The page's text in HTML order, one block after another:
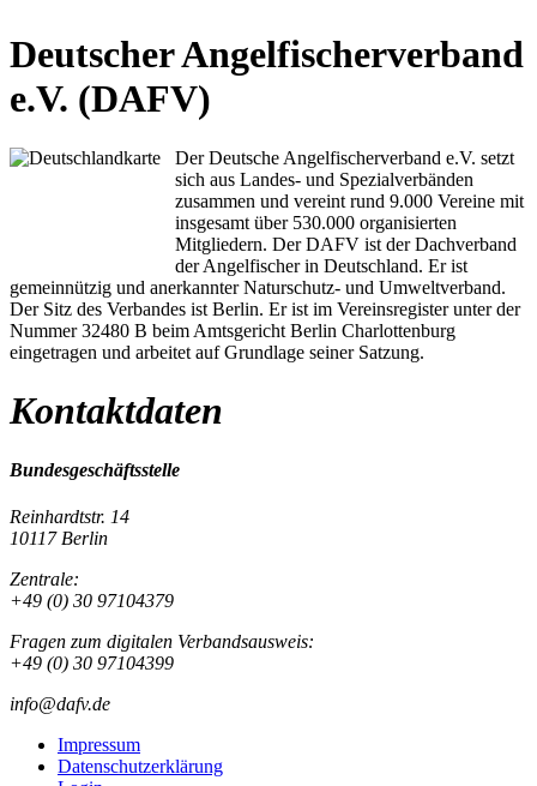
Deutscher Angelfischerverband
e.V. (DAFV)
Der Deutsche Angelfischerverband e.V. setzt
sich aus Landes- und Spezialverbänden
zusammen und vereint rund 9.000 Vereine mit
insgesamt über 530.000 organisierten
Mitgliedern. Der DAFV ist der Dachverband
der Angelfischer in Deutschland. Er ist
gemeinnützig und anerkannter Naturschutz- und Umweltverband.
Der Sitz des Verbandes ist Berlin. Er ist im Vereinsregister unter der
Nummer 32480 B beim Amtsgericht Berlin Charlottenburg
eingetragen und arbeitet auf Grundlage seiner Satzung.
Kontaktdaten
Bundesgeschäftsstelle
Reinhardtstr. 14
10117 Berlin
Zentrale:
+49 (0) 30 97104379
Fragen zum digitalen Verbandsausweis:
+49 (0) 30 97104399
info@dafv.de
Impressum
Datenschutzerklärung